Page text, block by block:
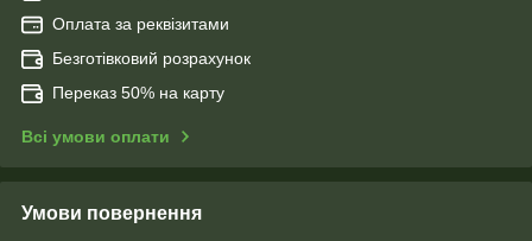
Оплата за реквізитами
Безготівковий розрахунок
Переказ 50% на карту
Всі умови оплати
Умови повернення